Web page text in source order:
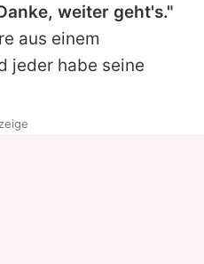
weiter geht's."
aus einem
jeder habe seine